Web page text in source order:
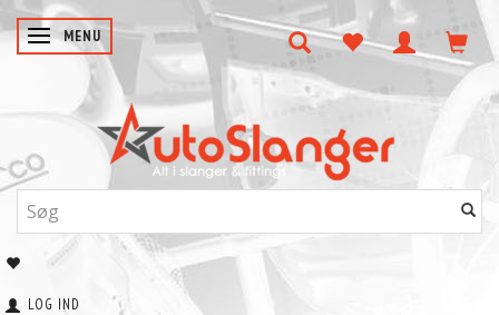
SKIFTE NAVIGATION
MENU
LOG IND